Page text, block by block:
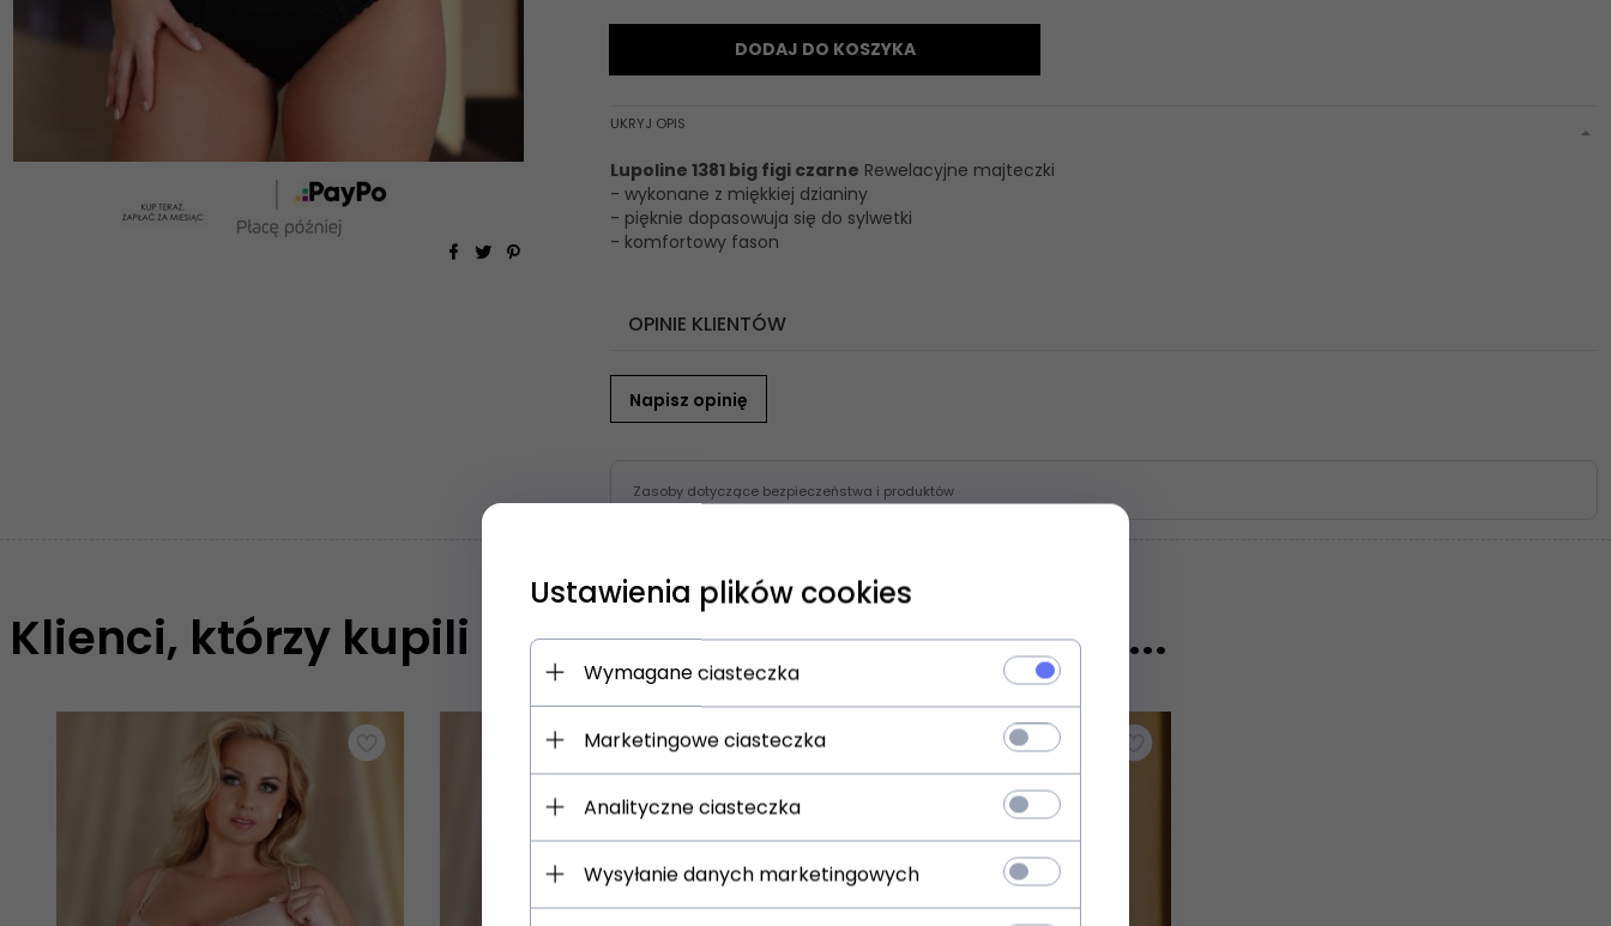
DODAJ DO KOSZYKA
UKRYJ OPIS
Lupoline 1381 big figi czarne Rewelacyjne majteczki
- wykonane z miękkiej dzianiny
- pięknie dopasowuja się do sylwetki
- komfortowy fason
OPINIE KLIENTÓW
Napisz opinię
Zasoby dotyczące bezpieczeństwa i produktów
Klienci, którzy kupili ten produkt wybrali również...
Ustawienia plików cookies
Wymagane ciasteczka
Marketingowe ciasteczka
Analityczne ciasteczka
Wysyłanie danych marketingowych